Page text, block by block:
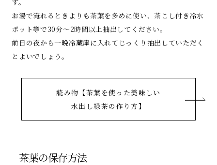
す。
お湯で淹れるときよりも茶葉を多めに使い、茶こし付き冷水
ポット等で30分～2時間以上抽出してください。
前日の夜から一晩冷蔵庫に入れてじっくり抽出していただく
とよいでしょう。
読み物【茶葉を使った美味しい
水出し緑茶の作り方】
茶葉の保存方法